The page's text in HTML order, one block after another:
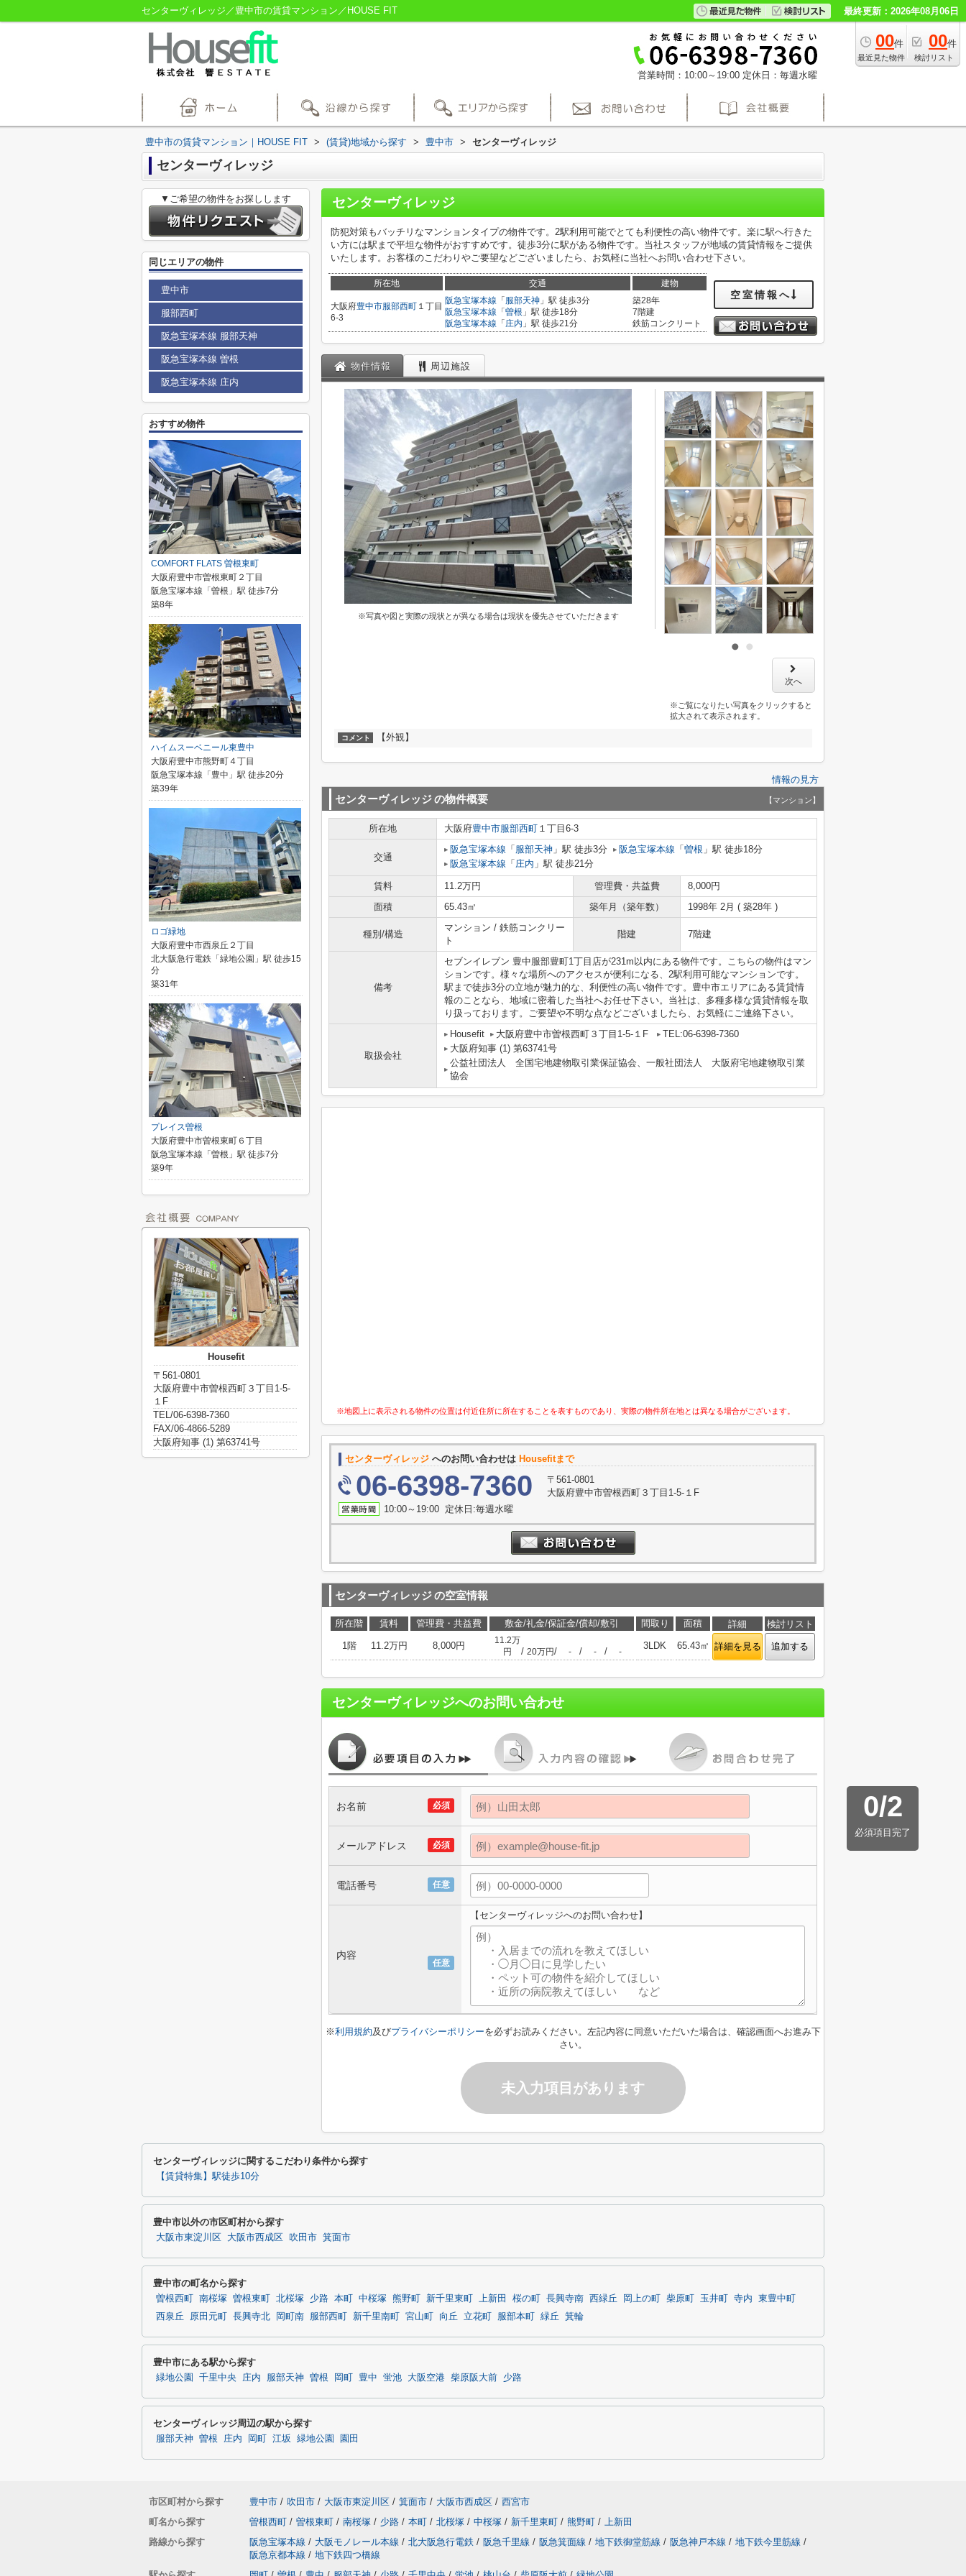
センターヴィレッジ／豊中市の賃貸マンション／HOUSE FIT 最終更新：2026年08月06日
00件
最近見た物件
00件
検討リスト
営業時間：10:00～19:00 定休日：毎週水曜
豊中市の賃貸マンション｜HOUSE FIT > (賃貸)地域から探す > 豊中市 > センターヴィレッジ
センターヴィレッジ
センターヴィレッジ
防犯対策もバッチリなマンションタイプの物件です。2駅利用可能でとても利便性の高い物件です。楽に駅へ行きた
い方には駅まで平坦な物件がおすすめです。徒歩3分に駅がある物件です。当社スタッフが地域の賃貸情報をご提供
いたします。お客様のこだわりやご要望などございましたら、お気軽に当社へお問い合わせ下さい。
所在地 交通 建物
大阪府豊中市服部西町 １丁目
6-3
阪急宝塚本線 「 服部天神 」駅 徒歩3分
阪急宝塚本線 「 曽根 」駅 徒歩18分
阪急宝塚本線 「 庄内 」駅 徒歩21分
築28年
7階建
鉄筋コンクリート
空室情報へ
物件情報 周辺施設
※写真や図と実際の現状とが異なる場合は現状を優先させていただきます
次へ
※ご覧になりたい写真をクリックすると
拡大されて表示されます。
コメント 【外観】
情報の見方
センターヴィレッジの物件概要 【マンション】
所在地 大阪府豊中市服部西町 １丁目6-3
交通
阪急宝塚本線 「 服部天神 」駅 徒歩3分 阪急宝塚本線 「 曽根 」駅 徒歩18分
阪急宝塚本線 「 庄内 」駅 徒歩21分
賃料 11.2万円 管理費・共益費
8,000円
面積
65.43㎡ 築年月（築年数） 1998年 2月 ( 築28年 )
種別/構造
マンション / 鉄筋コンクリー
ト
階建 7階建
備考
セブンイレブン 豊中服部豊町1丁目店が231m以内にある物件です。こちらの物件はマン
ションです。様々な場所へのアクセスが便利になる、2駅利用可能なマンションです。
駅まで徒歩3分の立地が魅力的な、利便性の高い物件です。豊中市エリアにある賃貸情
報のことなら、地域に密着した当社へお任せ下さい。当社は、多種多様な賃貸情報を取
り扱っております。ご要望や不明な点などございましたら、お気軽にご連絡下さい。
取扱会社
Housefit 大阪府豊中市曽根西町３丁目1-5-１F
TEL:06-6398-7360
大阪府知事 (1) 第63741号
公益社団法人 全国宅地建物取引業保証協会、一般社団法人 大阪府宅地建物取引業
協会
※地図上に表示される物件の位置は付近住所に所在することを表すものであり、実際の物件所在地とは異なる場合がございます。
センターヴィレッジ へのお問い合わせは Housefitまで
06-6398-7360
〒561-0801
大阪府豊中市曽根西町３丁目1-5-１F
10:00～19:00 定休日:毎週水曜
センターヴィレッジの空室情報
所在階 賃料 管理費・共益費 敷金/礼金/保証金/償却/敷引 間取り 面積 詳細
検討リスト
1階
11.2万円 8,000円
11.2万
円
/ 20万円/ - / - / -
3LDK 65.43㎡ 詳細を見る 追加する
センターヴィレッジへのお問い合わせ
0/2
必須項目完了
必須
お名前
必須
メールアドレス
任意
電話番号
任意
内容
【センターヴィレッジへのお問い合わせ】
※利用規約及びプライバシーポリシーを必ずお読みください。左記内容に同意いただいた場合は、確認画面へお進み下
さい。
未入力項目があります
▼ご希望の物件をお探しします
同じエリアの物件
豊中市
服部西町
阪急宝塚本線 服部天神
阪急宝塚本線 曽根
阪急宝塚本線 庄内
おすすめ物件
COMFORT FLATS 曽根東町
大阪府豊中市曽根東町２丁目
阪急宝塚本線「曽根」駅 徒歩7分
築8年
ハイムスーベニール東豊中
大阪府豊中市熊野町４丁目
阪急宝塚本線「豊中」駅 徒歩20分
築39年
ロゴ緑地
大阪府豊中市西泉丘２丁目
北大阪急行電鉄「緑地公園」駅 徒歩15
分
築31年
プレイス曽根
大阪府豊中市曽根東町６丁目
阪急宝塚本線「曽根」駅 徒歩7分
築9年
Housefit
〒561-0801
大阪府豊中市曽根西町３丁目1-5-
１F
TEL/06-6398-7360
FAX/06-4866-5289
大阪府知事 (1) 第63741号
センターヴィレッジに関するこだわり条件から探す
【賃貸特集】駅徒歩10分
豊中市以外の市区町村から探す
大阪市東淀川区 大阪市西成区 吹田市 箕面市
豊中市の町名から探す
曽根西町 南桜塚 曽根東町 北桜塚 少路 本町 中桜塚 熊野町 新千里東町 上新田 桜の町 長興寺南 西緑丘 岡上の町 柴原町 玉井町 寺内
東豊中町
西泉丘
原田元町 長興寺北 岡町南 服部西町 新千里南町 宮山町 向丘 立花町 服部本町 緑丘 箕輪
豊中市にある駅から探す
緑地公園 千里中央 庄内 服部天神 曽根 岡町 豊中 蛍池 大阪空港 柴原阪大前 少路
センターヴィレッジ周辺の駅から探す
服部天神 曽根 庄内 岡町 江坂 緑地公園 園田
市区町村から探す 豊中市 / 吹田市 / 大阪市東淀川区 / 箕面市 / 大阪市西成区 / 西宮市
町名から探す
曽根西町 / 曽根東町 / 南桜塚 / 少路 / 本町 / 北桜塚 / 中桜塚 / 新千里東町 / 熊野町 / 上新田
路線から探す
阪急宝塚本線 / 大阪モノレール本線 / 北大阪急行電鉄 / 阪急千里線 / 阪急箕面線 / 地下鉄御堂筋線 / 阪急神戸本線 / 地下鉄今里筋線 /
阪急京都本線 / 地下鉄四つ橋線